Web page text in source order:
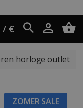
/ €
horloge outlet
ZOMER SALE